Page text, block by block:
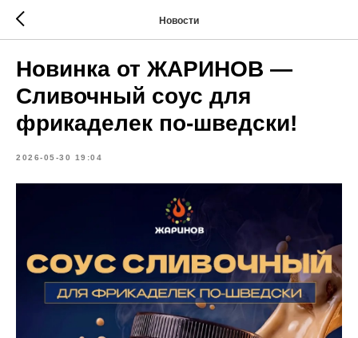
Новости
Новинка от ЖАРИНОВ —
Сливочный соус для
фрикаделек по-шведски!
2026-05-30 19:04